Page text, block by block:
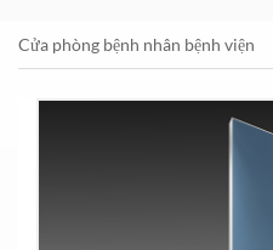
Cửa phòng bệnh nhân bệnh viện